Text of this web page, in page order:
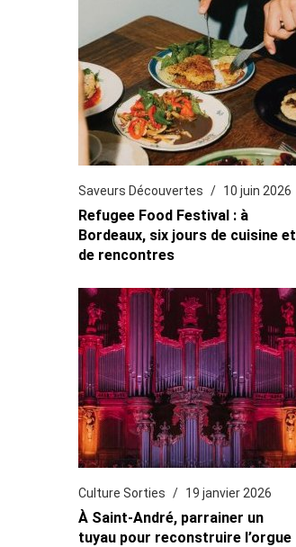
Saveurs Découvertes 10 juin 2026
Refugee Food Festival : à
Bordeaux, six jours de cuisine et
de rencontres
Culture Sorties 19 janvier 2026
À Saint-André, parrainer un
tuyau pour reconstruire l’orgue